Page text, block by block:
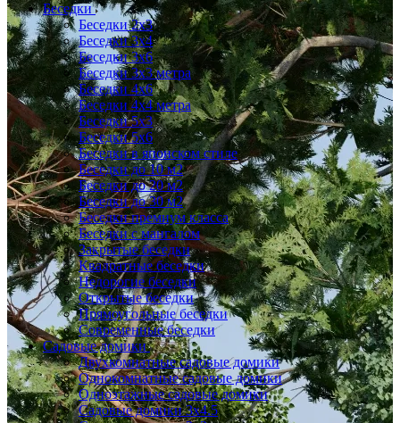
Беседки
Беседки 2x3
Беседки 3x4
Беседки 3x6
Беседки 3х3 метра
Беседки 4x6
Беседки 4х4 метра
Беседки 5x3
Беседки 5x6
Беседки в японском стиле
Беседки до 10 м2
Беседки до 20 м2
Беседки до 30 м2
Беседки премиум класса
Беседки с мангалом
Закрытые беседки
Квадратные беседки
Недорогие беседки
Открытые беседки
Прямоугольные беседки
Современные беседки
Садовые домики
Двухкомнатные садовые домики
Однокомнатные садовые домики
Одноэтажные садовые домики
Садовые домики 3x4.5